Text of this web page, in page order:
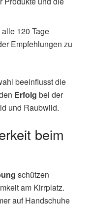
120 Tage
Empfehlungen zu
beeinflusst die
Erfolg bei der
und Raubwild.
beim
schützen
am Kirrplatz.
auf Handschuhe